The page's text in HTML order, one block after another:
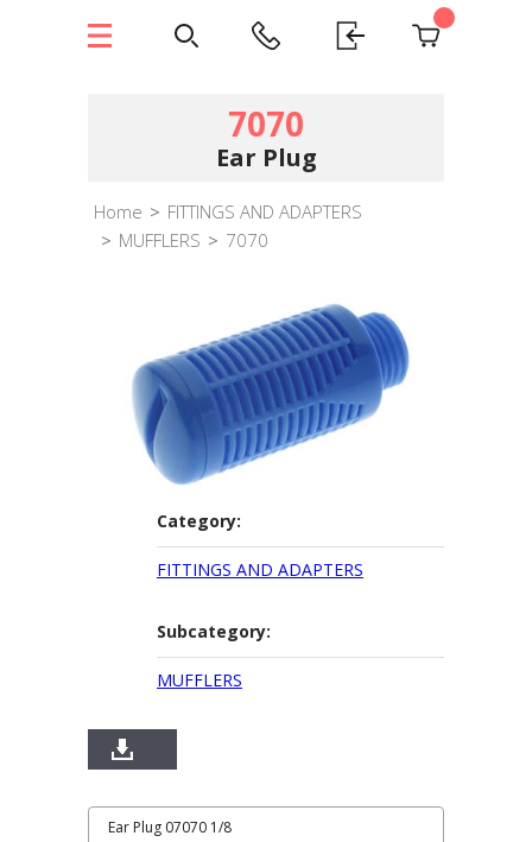
7070
Ear Plug
Home > FITTINGS AND ADAPTERS
> MUFFLERS > 7070
Category:
FITTINGS AND ADAPTERS
Subcategory:
MUFFLERS
Ear Plug 07070 1/8